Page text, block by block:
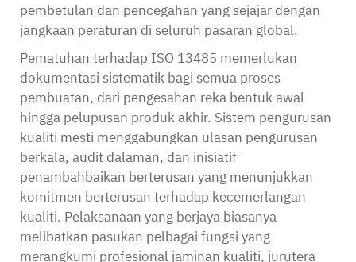
pembetulan dan pencegahan yang sejajar dengan
jangkaan peraturan di seluruh pasaran global.
Pematuhan terhadap ISO 13485 memerlukan
dokumentasi sistematik bagi semua proses
pembuatan, dari pengesahan reka bentuk awal
hingga pelupusan produk akhir. Sistem pengurusan
kualiti mesti menggabungkan ulasan pengurusan
berkala, audit dalaman, dan inisiatif
penambahbaikan berterusan yang menunjukkan
komitmen berterusan terhadap kecemerlangan
kualiti. Pelaksanaan yang berjaya biasanya
melibatkan pasukan pelbagai fungsi yang
merangkumi profesional jaminan kualiti, jurutera